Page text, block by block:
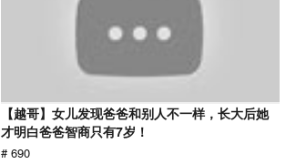
【越哥】女儿发现爸爸和别人不一样，长大后她
才明白爸爸智商只有7岁！
# 690